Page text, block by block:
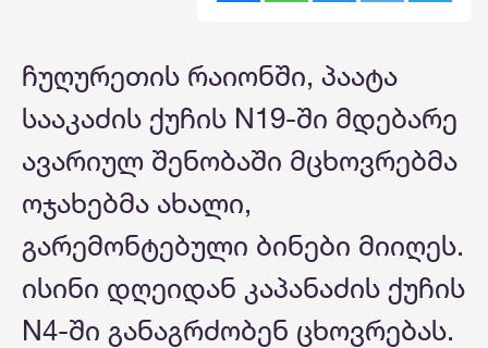
ჩუღურეთის რაიონში, პაატა
სააკაძის ქუჩის N19-ში მდებარე
ავარიულ შენობაში მცხოვრებმა
ოჯახებმა ახალი,
გარემონტებული ბინები მიიღეს.
ისინი დღეიდან კაპანაძის ქუჩის
N4-ში განაგრძობენ ცხოვრებას.